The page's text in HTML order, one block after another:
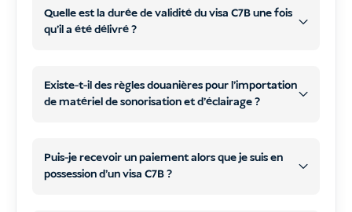
Quelle est la durée de validité du visa C7B une fois
qu'il a été délivré ?
90
jours
Existe-t-il des règles douanières pour l'importation
de matériel de sonorisation et d'éclairage ?
Puis-je recevoir un paiement alors que je suis en
possession d'un visa C7B ?